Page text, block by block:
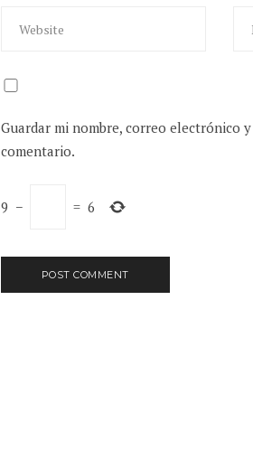
Guardar mi nombre, correo electrónico
comentario.
9 − = 6